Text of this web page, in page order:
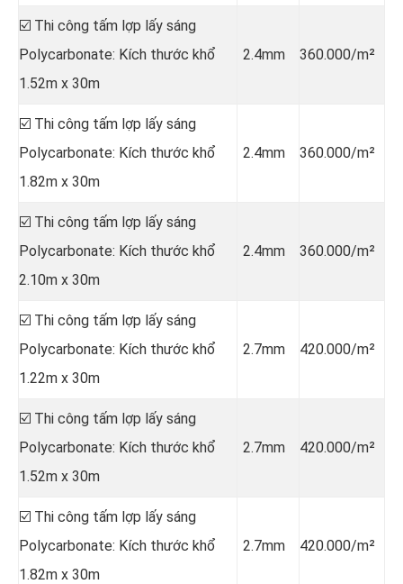
☑️ Thi công tấm lợp lấy sáng
Polycarbonate: Kích thước khổ
1.52m x 30m
2.4mm 360.000/m²
☑️ Thi công tấm lợp lấy sáng
Polycarbonate: Kích thước khổ
1.82m x 30m
2.4mm 360.000/m²
☑️ Thi công tấm lợp lấy sáng
Polycarbonate: Kích thước khổ
2.10m x 30m
2.4mm 360.000/m²
☑️ Thi công tấm lợp lấy sáng
Polycarbonate: Kích thước khổ
1.22m x 30m
2.7mm 420.000/m²
☑️ Thi công tấm lợp lấy sáng
Polycarbonate: Kích thước khổ
1.52m x 30m
2.7mm 420.000/m²
☑️ Thi công tấm lợp lấy sáng
Polycarbonate: Kích thước khổ
1.82m x 30m
2.7mm 420.000/m²